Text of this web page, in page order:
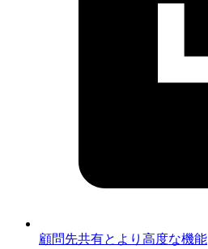
顧問先共有とより高度な機能